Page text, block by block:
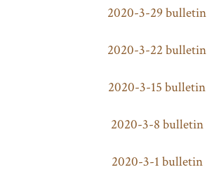
2020-3-29 bulletin
2020-3-22 bulletin
2020-3-15 bulletin
2020-3-8 bulletin
2020-3-1 bulletin